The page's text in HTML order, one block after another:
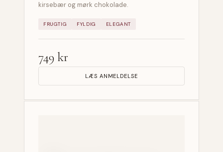
kirsebær og mørk chokolade.
FRUGTIG FYLDIG ELEGANT
749 kr
LÆS ANMELDELSE